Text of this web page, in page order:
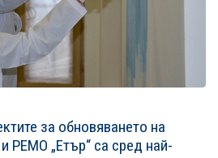
за обновяването на
РЕМО „Етър“ са сред най-